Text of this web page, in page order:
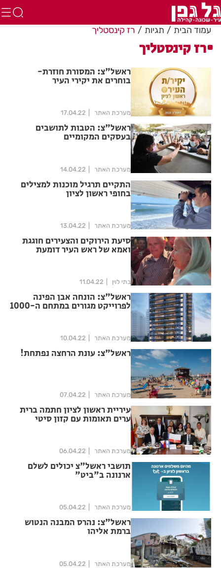
עמוד הבית תגיות רז קינסטליך
רז קינסטליך
ראשל"צ: המסורת חוזרת-
בוחרים את יקירי העיר
מערכת האתר 17.04.22
ראשל"צ: הטבות לתושבים
בעסקים המקומיים
מערכת האתר 14.04.22
התקיים תרגיל מוכנות למצילים
בחופי ראשון לציון
מערכת האתר 13.04.22
סיעת הירוקים והצעירים חוגגת
ואמא של ראש העיר דומעת
בתי לוין 11.04.22
ראשל"צ: הונחה אבן הפינה
לפרוייקט מגורים במתחם ה-1000
מערכת האתר 10.04.22
ראשל"צ: עונת הרחצה נפתחת!
מערכת האתר 07.04.22
עיריית ראשון לציון חתמה ברית
ערים תאומות עם קזון סיטי
מערכת האתר 06.04.22
תושבי ראשל"צ יכולים לשלם
ארנונה ב"ביט"
מערכת האתר 05.04.22
ראשל"צ: נהרס המבנה הנטוש
ברמת אליהו
מערכת האתר 05.04.22